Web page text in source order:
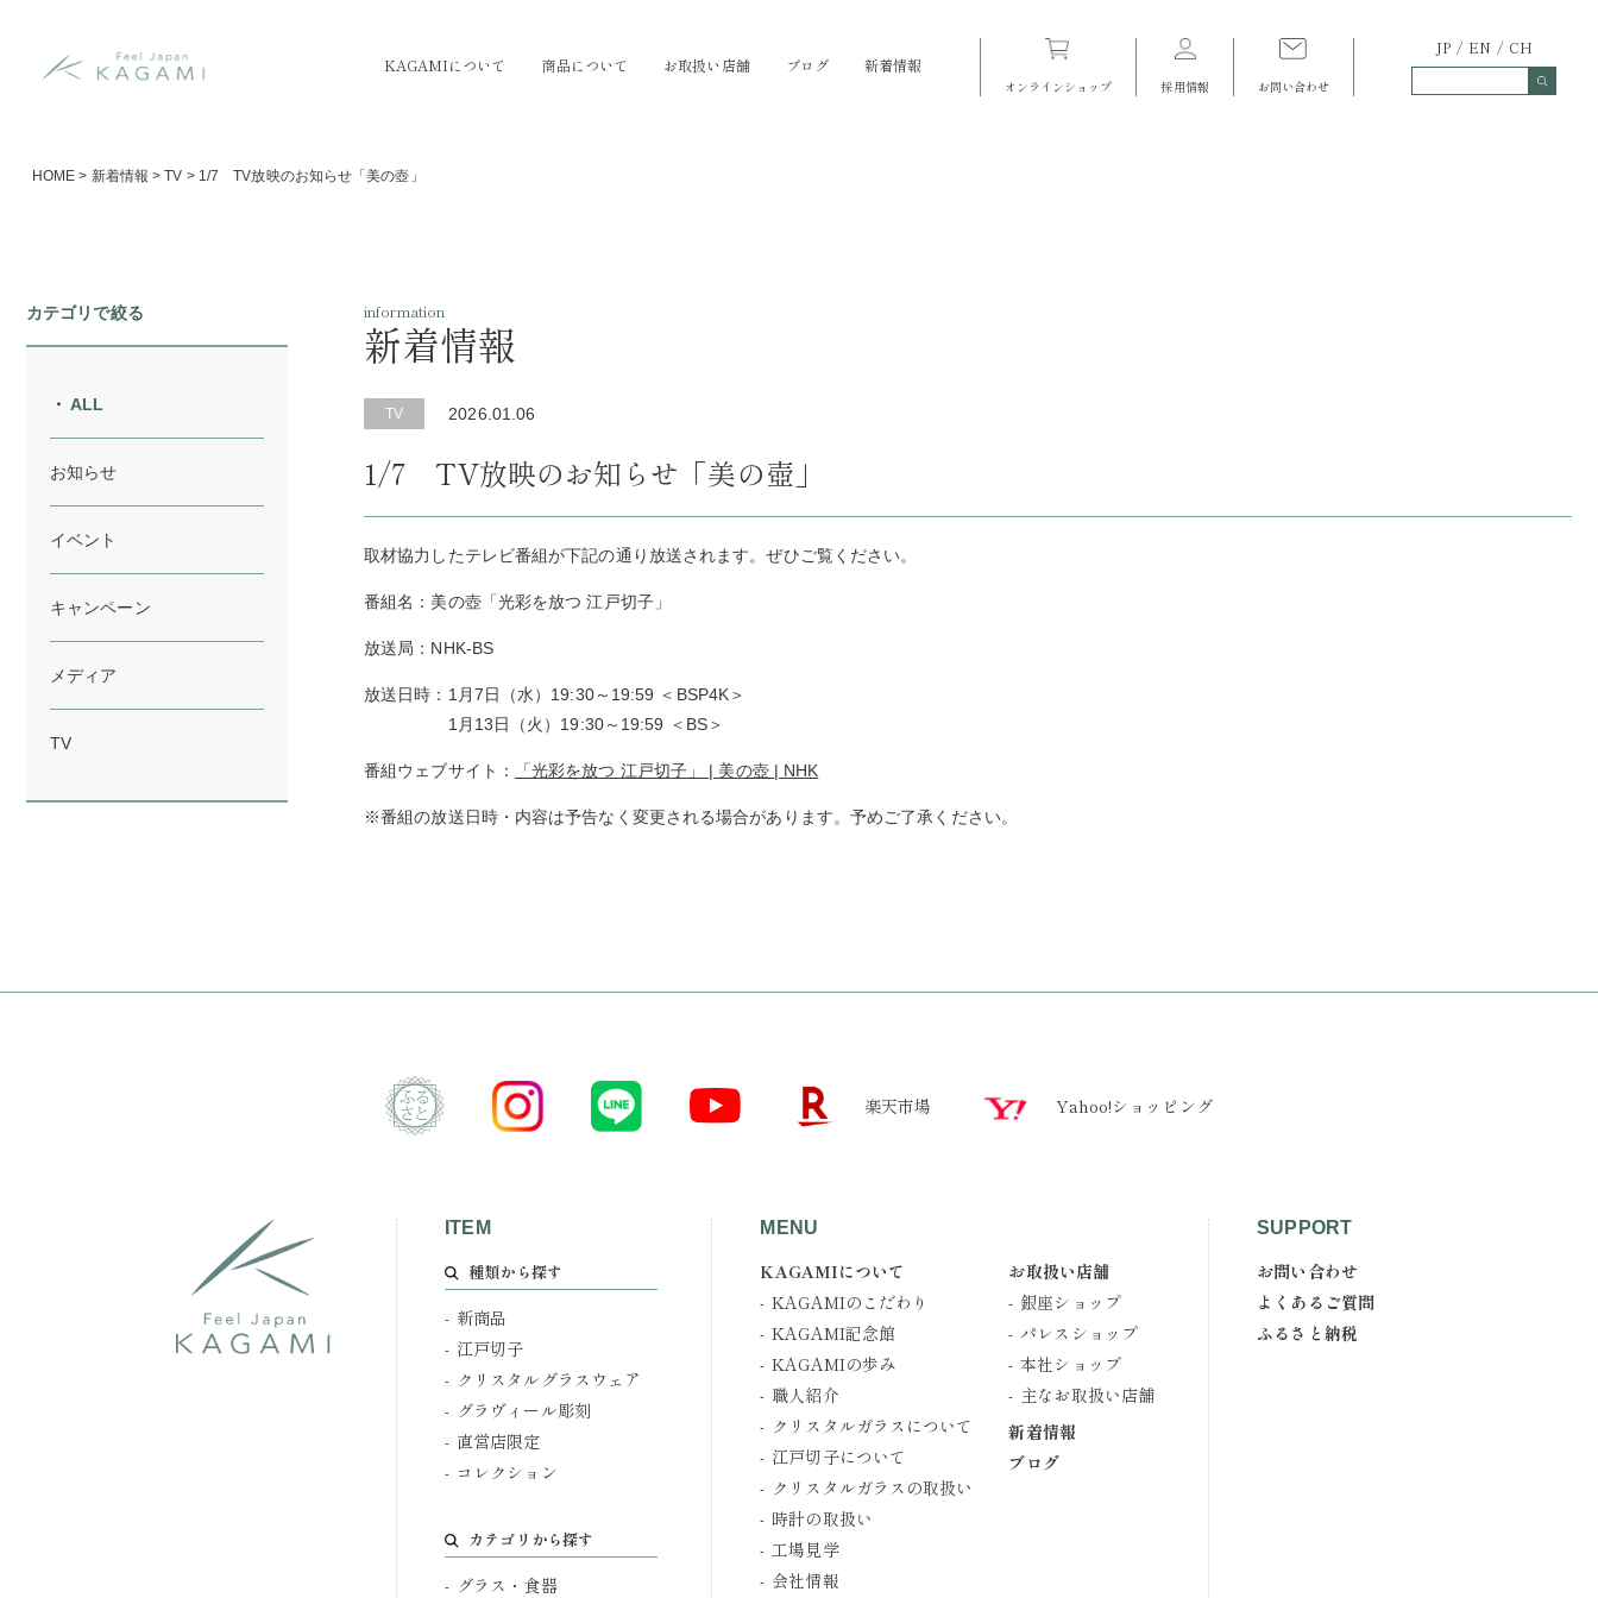
KAGAMIについて 商品について お取扱い店舗 ブログ 新着情報
オンラインショップ 採用情報 お問い合わせ
JP EN CH
HOME > 新着情報 >TV > 1/7 TV放映のお知らせ「美の壺」
カテゴリで絞る
ALL
お知らせ
イベント
キャンペーン
メディア
TV
information
新着情報
TV 2026.01.06
1/7 TV放映のお知らせ「美の壺」
取材協力したテレビ番組が下記の通り放送されます。ぜひご覧ください。
番組名：美の壺「光彩を放つ 江戸切子」
放送局：NHK-BS
放送日時：1月7日（水）19:30～19:59 ＜BSP4K＞
1月13日（火）19:30～19:59 ＜BS＞
番組ウェブサイト： 「光彩を放つ 江戸切子」 | 美の壺 | NHK
※番組の放送日時・内容は予告なく変更される場合があります。予めご了承ください。
楽天市場 Yahoo!ショッピング
ITEM
種類から探す
新商品
江戸切子
クリスタルグラスウェア
グラヴィール彫刻
直営店限定
コレクション
カテゴリから探す
グラス・食器
MENU
KAGAMIについて
KAGAMIのこだわり
KAGAMI記念館
KAGAMIの歩み
職人紹介
クリスタルガラスについて
江戸切子について
クリスタルガラスの取扱い
時計の取扱い
工場見学
会社情報
お取扱い店舗
銀座ショップ
パレスショップ
本社ショップ
主なお取扱い店舗
新着情報
ブログ
SUPPORT
お問い合わせ
よくあるご質問
ふるさと納税